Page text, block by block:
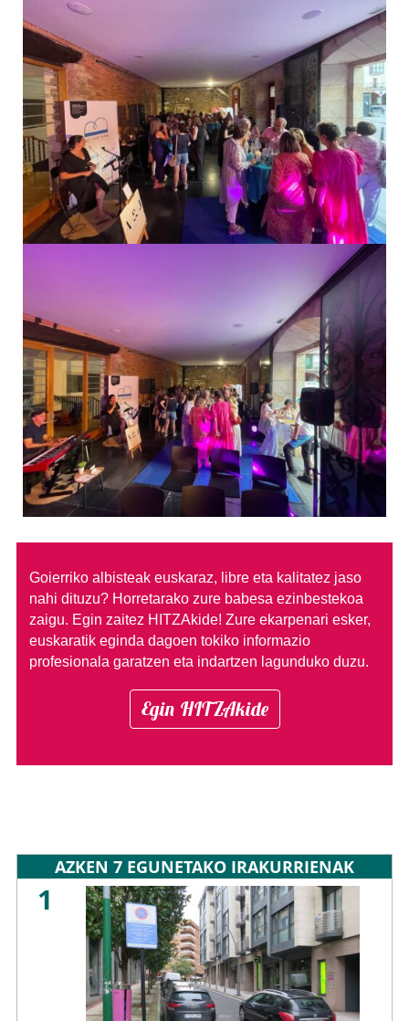
Goierriko albisteak euskaraz, libre eta kalitatez jaso
nahi dituzu? Horretarako zure babesa ezinbestekoa
zaigu. Egin zaitez HITZAkide! Zure ekarpenari esker,
euskaratik eginda dagoen tokiko informazio
profesionala garatzen eta indartzen lagunduko duzu.
Egin HITZAkide
AZKEN 7 EGUNETAKO IRAKURRIENAK
1